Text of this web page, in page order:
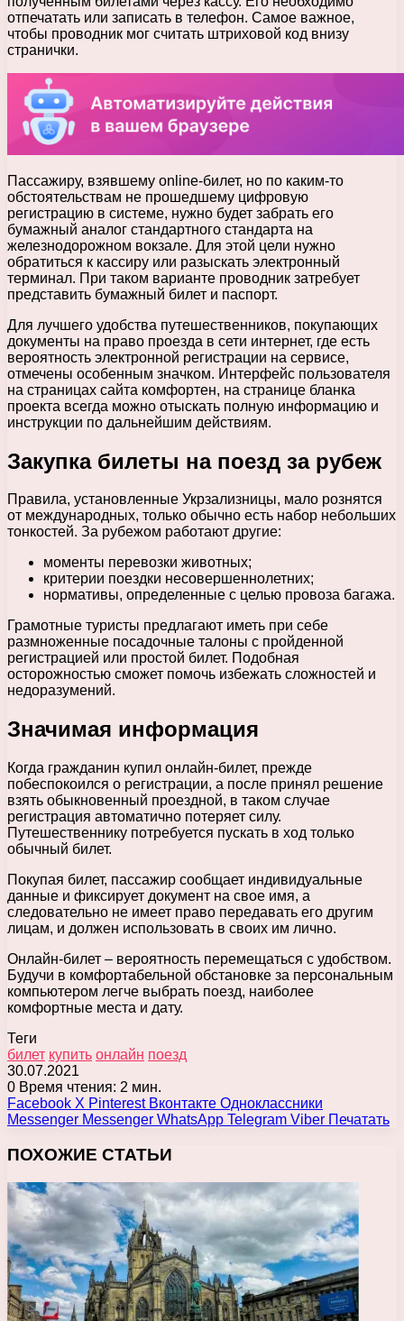
отпечатать или записать в телефон. Самое важное,
чтобы проводник мог считать штриховой код внизу
странички.
Пассажиру, взявшему online-билет, но по каким-то
обстоятельствам не прошедшему цифровую
регистрацию в системе, нужно будет забрать его
бумажный аналог стандартного стандарта на
железнодорожном вокзале. Для этой цели нужно
обратиться к кассиру или разыскать электронный
терминал. При таком варианте проводник затребует
представить бумажный билет и паспорт.
Для лучшего удобства путешественников, покупающих
документы на право проезда в сети интернет, где есть
вероятность электронной регистрации на сервисе,
отмечены особенным значком. Интерфейс пользователя
на страницах сайта комфортен, на странице бланка
проекта всегда можно отыскать полную информацию и
инструкции по дальнейшим действиям.
Закупка билеты на поезд за рубеж
Правила, установленные Укрзализницы, мало рознятся
от международных, только обычно есть набор небольших
тонкостей. За рубежом работают другие:
моменты перевозки животных;
критерии поездки несовершеннолетних;
нормативы, определенные с целью провоза багажа.
Грамотные туристы предлагают иметь при себе
размноженные посадочные талоны с пройденной
регистрацией или простой билет. Подобная
осторожностью сможет помочь избежать сложностей и
недоразумений.
Значимая информация
Когда гражданин купил онлайн-билет, прежде
побеспокоился о регистрации, а после принял решение
взять обыкновенный проездной, в таком случае
регистрация автоматично потеряет силу.
Путешественнику потребуется пускать в ход только
обычный билет.
Покупая билет, пассажир сообщает индивидуальные
данные и фиксирует документ на свое имя, а
следовательно не имеет право передавать его другим
лицам, и должен использовать в своих им лично.
Онлайн-билет – вероятность перемещаться с удобством.
Будучи в комфортабельной обстановке за персональным
компьютером легче выбрать поезд, наиболее
комфортные места и дату.
Теги
билет купить онлайн поезд
30.07.2021
0 Время чтения: 2 мин.
Facebook X Pinterest Вконтакте Одноклассники
Messenger Messenger WhatsApp Telegram Viber Печатать
ПОХОЖИЕ СТАТЬИ